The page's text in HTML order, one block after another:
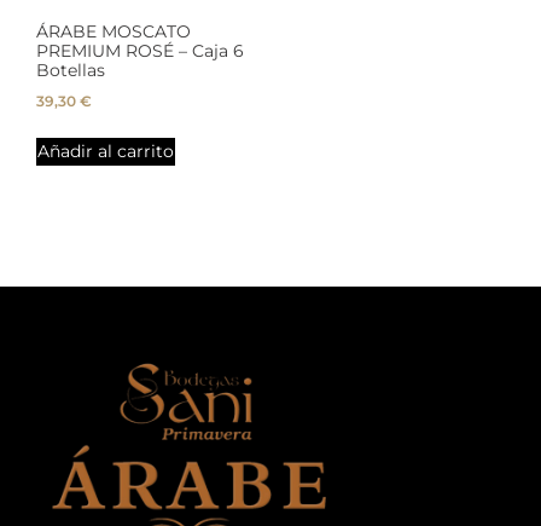
ÁRABE MOSCATO
PREMIUM ROSÉ – Caja 6
Botellas
39,30 €
Añadir al carrito